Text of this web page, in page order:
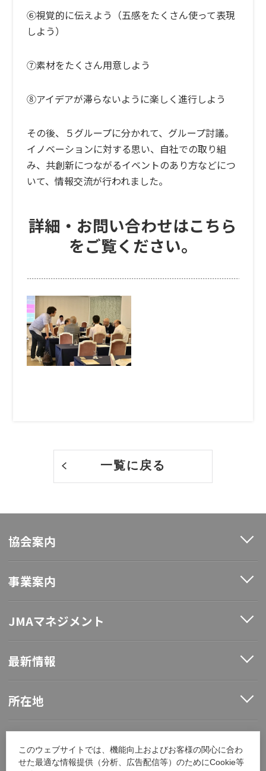
このウェブサイトでは、機能向上およびお客様の関心に合わ
せた最適な情報提供（分析、広告配信等）のためにCookie等
⑥視覚的に伝えよう（五感をたくさん使って表現
しよう）
⑦素材をたくさん用意しよう
⑧アイデアが滞らないように楽しく進行しよう
その後、５グループに分かれて、グループ討議。
イノベーションに対する思い、自社での取り組
み、共創新につながるイベントのあり方などにつ
いて、情報交流が行われました。
詳細・お問い合わせはこちら
をご覧ください。
一覧に戻る
協会案内
事業案内
JMAマネジメント
最新情報
所在地